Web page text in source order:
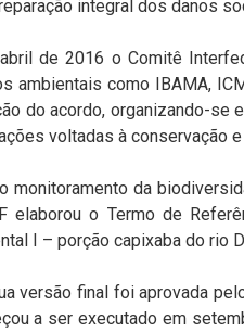
integral dos danos
de 2016 o Comitê
ambientais como IBAMA,
do acordo, organizando-se
voltadas à conservação
monitoramento da
elaborou o Termo de
I – porção capixaba do rio
versão final foi aprovada
a ser executado em